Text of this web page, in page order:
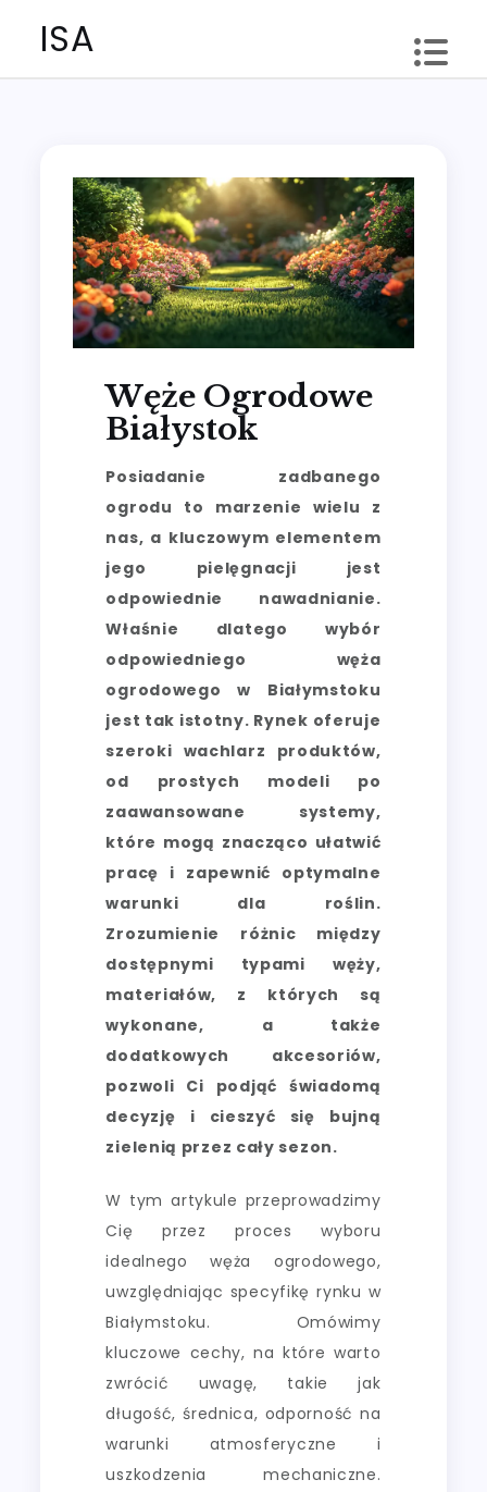
ISA
Węże Ogrodowe
Białystok
Posiadanie zadbanego
ogrodu to marzenie wielu z
nas, a kluczowym elementem
jego pielęgnacji jest
odpowiednie nawadnianie.
Właśnie dlatego wybór
odpowiedniego węża
ogrodowego w Białymstoku
jest tak istotny. Rynek oferuje
szeroki wachlarz produktów,
od prostych modeli po
zaawansowane systemy,
które mogą znacząco ułatwić
pracę i zapewnić optymalne
warunki dla roślin.
Zrozumienie różnic między
dostępnymi typami węży,
materiałów, z których są
wykonane, a także
dodatkowych akcesoriów,
pozwoli Ci podjąć świadomą
decyzję i cieszyć się bujną
zielenią przez cały sezon.
W tym artykule przeprowadzimy
Cię przez proces wyboru
idealnego węża ogrodowego,
uwzględniając specyfikę rynku w
Białymstoku. Omówimy
kluczowe cechy, na które warto
zwrócić uwagę, takie jak
długość, średnica, odporność na
warunki atmosferyczne i
uszkodzenia mechaniczne.